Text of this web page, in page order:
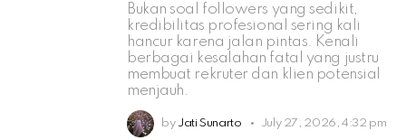
Bukan soal followers yang sedikit,
kredibilitas profesional sering kali
hancur karena jalan pintas. Kenali
berbagai kesalahan fatal yang justru
membuat rekruter dan klien potensial
menjauh.
by Jati Sunarto July 27, 2026, 4:32 pm